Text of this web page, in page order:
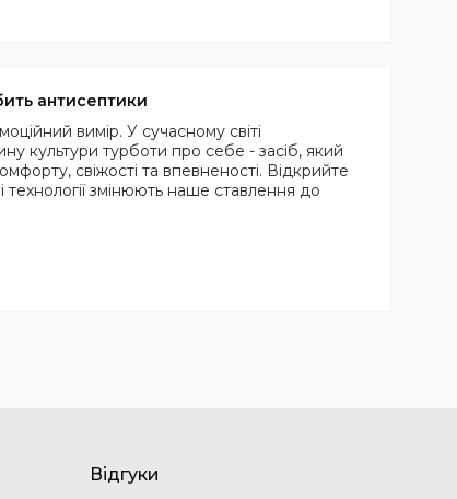
антисептики
вимір. У сучасному світі
культури турботи про себе - засіб, який
свіжості та впевненості. Відкрийте
технології змінюють наше ставлення до
Відгуки